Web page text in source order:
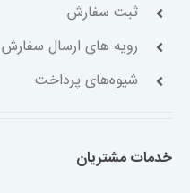
ثبت سفارش
رویه های ارسال سفارش
شیوه‌های پرداخت
خدمات مشتریان